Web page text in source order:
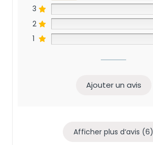
3
2
1
Ajouter un avis
Afficher plus d‘avis (6)